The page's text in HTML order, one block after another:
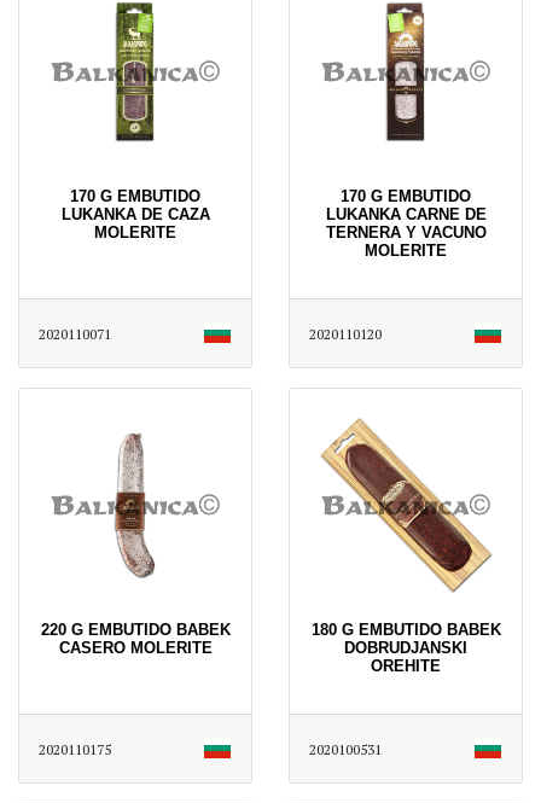
170 G EMBUTIDO
LUKANKA DE CAZA
MOLERITE
2020110071
170 G EMBUTIDO
LUKANKA CARNE DE
TERNERA Y VACUNO
MOLERITE
2020110120
220 G EMBUTIDO BABEK
CASERO MOLERITE
2020110175
180 G EMBUTIDO BABEK
DOBRUDJANSKI
OREHITE
2020100531